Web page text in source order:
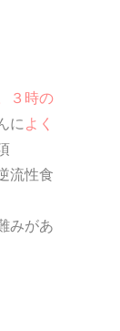
３時の
に よく
流性食
みがあ